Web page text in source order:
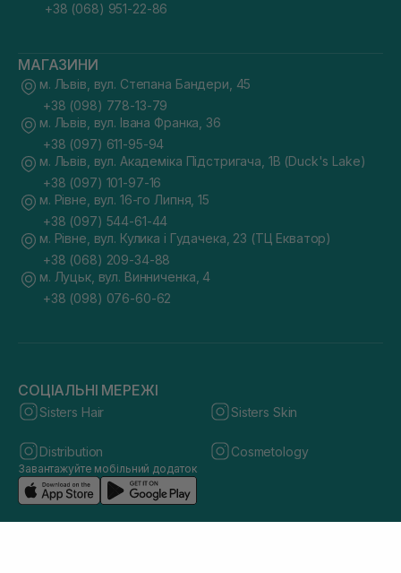
+38 (068) 951-22-86
МАГАЗИНИ
м. Львів, вул. Степана Бандери, 45
+38 (098) 778-13-79
м. Львів, вул. Івана Франка, 36
+38 (097) 611-95-94
м. Львів, вул. Академіка Підстригача, 1В (Duck's Lake)
+38 (097) 101-97-16
м. Рівне, вул. 16-го Липня, 15
+38 (097) 544-61-44
м. Рівне, вул. Кулика і Гудачека, 23 (ТЦ Екватор)
+38 (068) 209-34-88
м. Луцьк, вул. Винниченка, 4
+38 (098) 076-60-62
СОЦІАЛЬНІ МЕРЕЖІ
Sisters Hair Sisters Skin
Distribution Cosmetology
Завантажуйте мобільний додаток